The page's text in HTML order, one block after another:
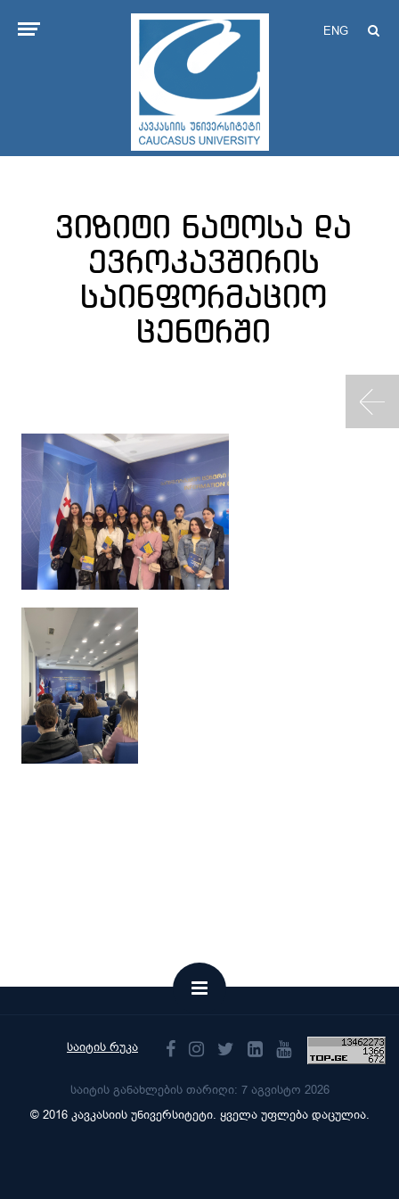
ENG
ვიზიტი ნატოსა და
ევროკავშირის
საინფორმაციო
ცენტრში
საიტის რუკა
საიტის განახლების თარიღი: 7 აგვისტო 2026
© 2016 კავკასიის უნივერსიტეტი. ყველა უფლება დაცულია.